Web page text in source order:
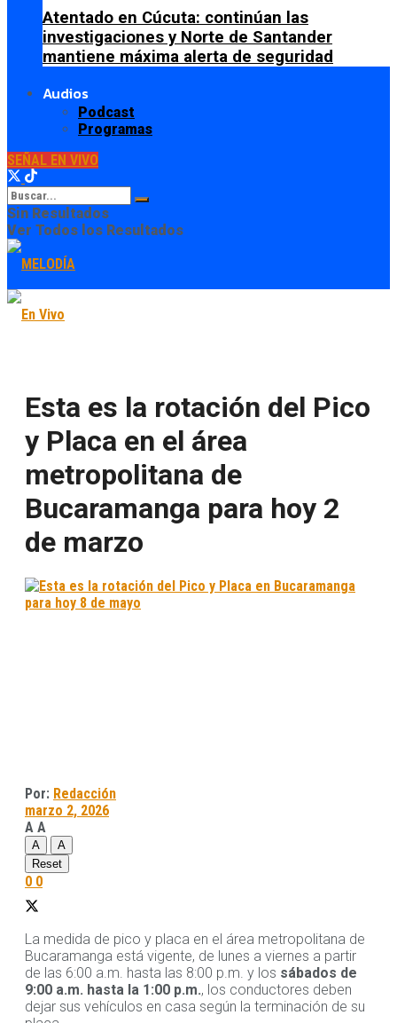
Atentado en Cúcuta: continúan las
investigaciones y Norte de Santander
mantiene máxima alerta de seguridad
Audios
Podcast
Programas
SEÑAL EN VIVO
Sin Resultados
Ver Todos los Resultados
Esta es la rotación del Pico
y Placa en el área
metropolitana de
Bucaramanga para hoy 2
de marzo
Por: Redacción
marzo 2, 2026
A A
A
A
Reset
0 0
La medida de pico y placa en el área metropolitana de
Bucaramanga está vigente, de lunes a viernes a partir
de las 6:00 a.m. hasta las 8:00 p.m. y los sábados de
9:00 a.m. hasta la 1:00 p.m., los conductores deben
dejar sus vehículos en casa según la terminación de su